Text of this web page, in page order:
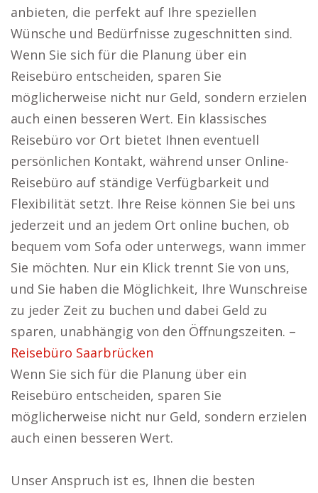
anbieten, die perfekt auf Ihre speziellen
Wünsche und Bedürfnisse zugeschnitten sind.
Wenn Sie sich für die Planung über ein
Reisebüro entscheiden, sparen Sie
möglicherweise nicht nur Geld, sondern erzielen
auch einen besseren Wert. Ein klassisches
Reisebüro vor Ort bietet Ihnen eventuell
persönlichen Kontakt, während unser Online-
Reisebüro auf ständige Verfügbarkeit und
Flexibilität setzt. Ihre Reise können Sie bei uns
jederzeit und an jedem Ort online buchen, ob
bequem vom Sofa oder unterwegs, wann immer
Sie möchten. Nur ein Klick trennt Sie von uns,
und Sie haben die Möglichkeit, Ihre Wunschreise
zu jeder Zeit zu buchen und dabei Geld zu
sparen, unabhängig von den Öffnungszeiten. –
Reisebüro Saarbrücken
Wenn Sie sich für die Planung über ein
Reisebüro entscheiden, sparen Sie
möglicherweise nicht nur Geld, sondern erzielen
auch einen besseren Wert.
Unser Anspruch ist es, Ihnen die besten